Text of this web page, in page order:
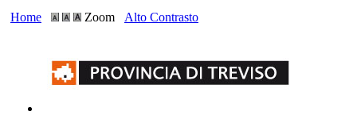
Home Zoom Alto Contrasto